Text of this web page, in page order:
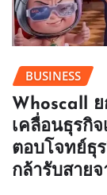
BUSINESS
Whoscall ย
เคลื่อนธุรกิ
ตอบโจทย์ธุ
กล้ารับสาย